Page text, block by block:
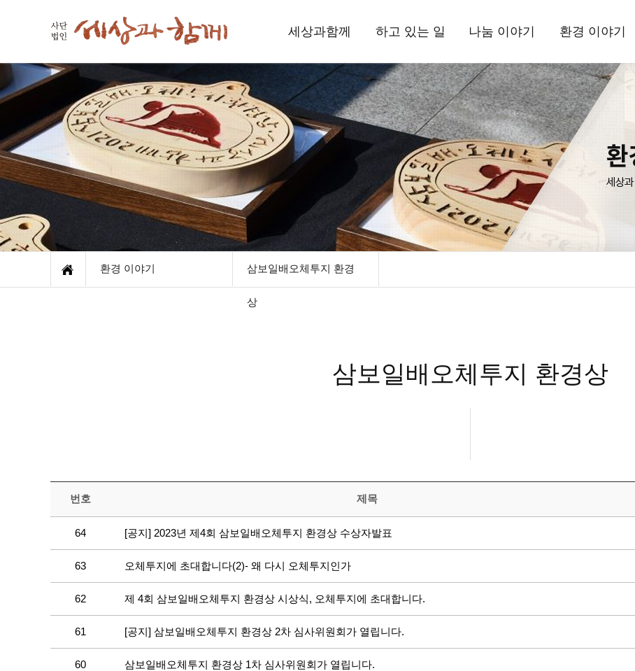
세상과함께
세상과함께
인사드립니다
함께하는 사람들
오시는 길
하고 있는 일
국내사업
해외사업
환경사업
나눔 이야기
현장 소식
뉴스레터
정기간행물
기부소식
환경 이야기
삼보일배오체투지
환경상
활동 소식
자료실
삼보일배오체투지
자료실
환경 이야기 삼보일배오체투지 환경
상
삼보일배오체투지 환경상
번호 제목
64 [공지] 2023년 제4회 삼보일배오체투지 환경상 수상자발표
63 오체투지에 초대합니다(2)- 왜 다시 오체투지인가
62 제 4회 삼보일배오체투지 환경상 시상식, 오체투지에 초대합니다.
61 [공지] 삼보일배오체투지 환경상 2차 심사위원회가 열립니다.
60 삼보일배오체투지 환경상 1차 심사위원회가 열립니다.